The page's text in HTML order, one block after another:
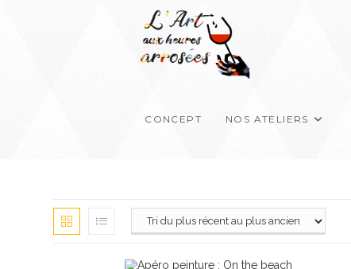
CONCEPT NOS ATELIERS